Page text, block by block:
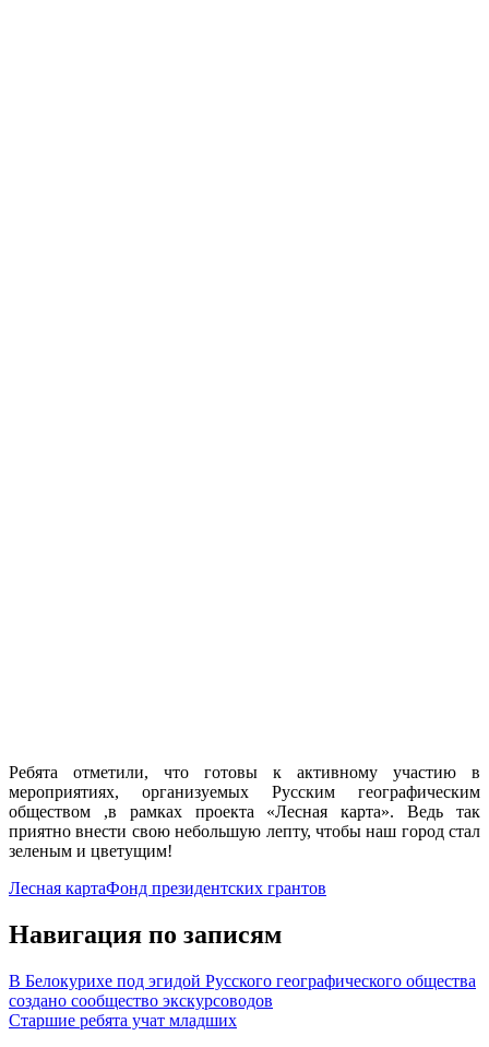
Ребята отметили, что готовы к активному участию в
мероприятиях, организуемых Русским географическим
обществом ,в рамках проекта «Лесная карта». Ведь так
приятно внести свою небольшую лепту, чтобы наш город стал
зеленым и цветущим!
Лесная картаФонд президентских грантов
Навигация по записям
В Белокурихе под эгидой Русского географического общества
создано сообщество экскурсоводов
Старшие ребята учат младших